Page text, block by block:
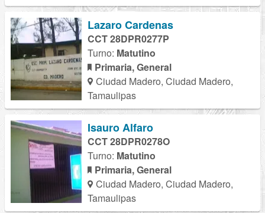
Lazaro Cardenas
CCT 28DPR0277P
Turno: Matutino
Primaria, General
Ciudad Madero, Ciudad Madero,
Tamaulipas
Isauro Alfaro
CCT 28DPR0278O
Turno: Matutino
Primaria, General
Ciudad Madero, Ciudad Madero,
Tamaulipas